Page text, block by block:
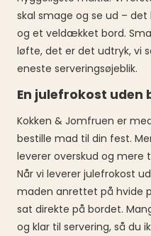
skal smage og se ud –
og et veldækket bord.
løfte, det er det udtryk, vi
eneste serveringsøjeblik.
En julefrokost uden
Kokken & Jomfruen er
bestille mad til din fest.
leverer overskud og
Når vi leverer julefrokost
maden anrettet på hvide
sat direkte på bordet.
og klar til servering, så du